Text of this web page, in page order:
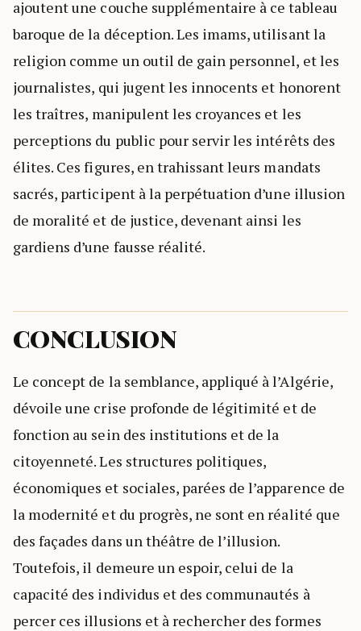
ajoutent une couche supplémentaire à ce tableau
baroque de la déception. Les imams, utilisant la
religion comme un outil de gain personnel, et les
journalistes, qui jugent les innocents et honorent
les traîtres, manipulent les croyances et les
perceptions du public pour servir les intérêts des
élites. Ces figures, en trahissant leurs mandats
sacrés, participent à la perpétuation d’une illusion
de moralité et de justice, devenant ainsi les
gardiens d’une fausse réalité.
CONCLUSION
Le concept de la semblance, appliqué à l’Algérie,
dévoile une crise profonde de légitimité et de
fonction au sein des institutions et de la
citoyenneté. Les structures politiques,
économiques et sociales, parées de l’apparence de
la modernité et du progrès, ne sont en réalité que
des façades dans un théâtre de l’illusion.
Toutefois, il demeure un espoir, celui de la
capacité des individus et des communautés à
percer ces illusions et à rechercher des formes